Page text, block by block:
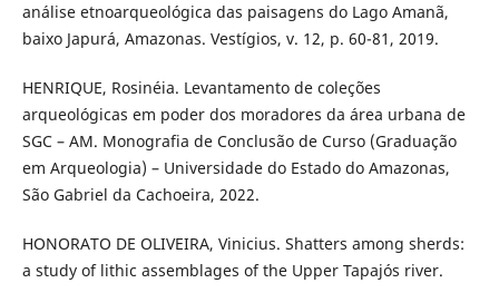
análise etnoarqueológica das paisagens do Lago Amanã,
baixo Japurá, Amazonas. Vestígios, v. 12, p. 60-81, 2019.
HENRIQUE, Rosinéia. Levantamento de coleções
arqueológicas em poder dos moradores da área urbana de
SGC – AM. Monografia de Conclusão de Curso (Graduação
em Arqueologia) – Universidade do Estado do Amazonas,
São Gabriel da Cachoeira, 2022.
HONORATO DE OLIVEIRA, Vinicius. Shatters among sherds:
a study of lithic assemblages of the Upper Tapajós river.